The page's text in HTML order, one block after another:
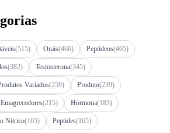
(515) Orais(466) Peptídeos(465)
(382) Testosterona(345)
Variados(259) Produto(239)
Emagrecedores(215) Hormona(183)
Nítrico(165) Peptides(165)